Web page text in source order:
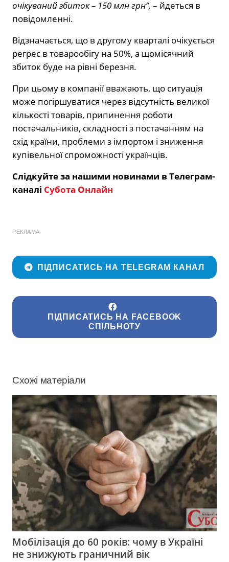
очікуваний збиток – 150 млн грн”, – йдеться в
повідомленні.
Відзначається, що в другому кварталі очікується
регрес в товарообігу на 50%, а щомісячний
збиток буде на рівні березня.
При цьому в компанії вважають, що ситуація
може погіршуватися через відсутність великої
кількості товарів, припинення роботи
постачальників, складності з постачанням на
схід країни, проблеми з імпортом і зниження
купівельної спроможності українців.
Слідкуйте за нашими новинами в Телеграм-
каналі Субота Онлайн
РЕКЛАМА
ПІДПИСАТИСЬ НА TELEGRAM КАНАЛ
ПІДПИСАТИСЬ НА FACEBOOK
СПІЛЬНОТУ
Схожі матеріали
Мобілізація до 60 років: чому в Україні
не знижують граничний вік